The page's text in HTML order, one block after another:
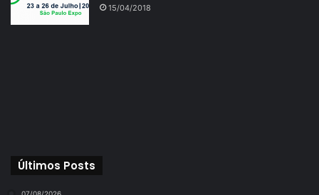
15/04/2018
Últimos Posts